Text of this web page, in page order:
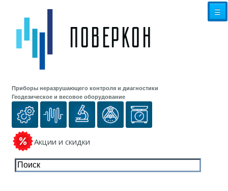
Приборы неразрушающего контроля и диагностики
Геодезическое и весовое оборудование
Акции и скидки
☰